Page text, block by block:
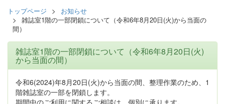
トップページ
お知らせ
雑誌室1階の一部閉鎖について（令和6年8月20日(火)から当面の
間）
雑誌室1階の一部閉鎖について（令和6年8月20日(火)
から当面の間）
令和6(2024)年8月20日(火)から当面の間、整理作業のため、1
階雑誌室の一部を閉鎖します。
期間中のご利用に関するご相談は、個別に承ります。